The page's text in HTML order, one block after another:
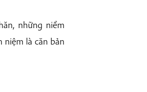
những niềm
niệm là căn bản